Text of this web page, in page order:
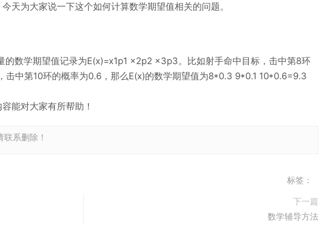
天为大家说一下这个如何计算数学期望值相关的问题。
的数学期望值记录为E(x)=x1p1 x2p2 x3p3。比如射手命中目标，击中第8环
击中第10环的概率为0.6，那么E(x)的数学期望值为8*0.3 9*0.1 10*0.6=9.3
能对大家有所帮助！
系删除！
标签：
下一篇
数学辅导方法